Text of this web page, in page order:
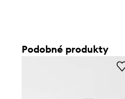
Podobné produkty